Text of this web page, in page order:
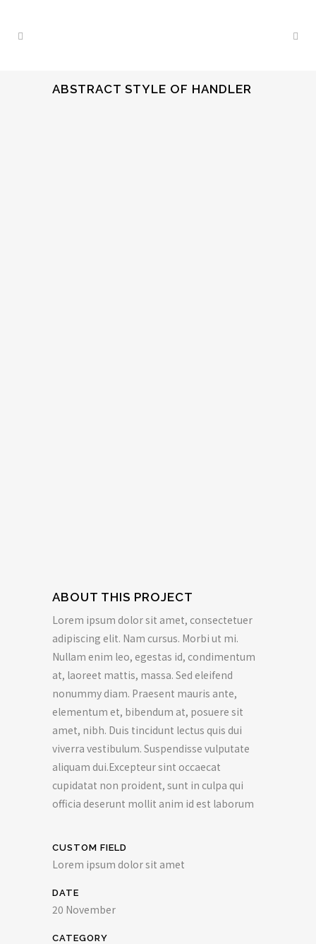
ABSTRACT STYLE OF HANDLER
ABOUT THIS PROJECT
Lorem ipsum dolor sit amet, consectetuer
adipiscing elit. Nam cursus. Morbi ut mi.
Nullam enim leo, egestas id, condimentum
at, laoreet mattis, massa. Sed eleifend
nonummy diam. Praesent mauris ante,
elementum et, bibendum at, posuere sit
amet, nibh. Duis tincidunt lectus quis dui
viverra vestibulum. Suspendisse vulputate
aliquam dui.Excepteur sint occaecat
cupidatat non proident, sunt in culpa qui
officia deserunt mollit anim id est laborum
CUSTOM FIELD
Lorem ipsum dolor sit amet
DATE
20 November
CATEGORY